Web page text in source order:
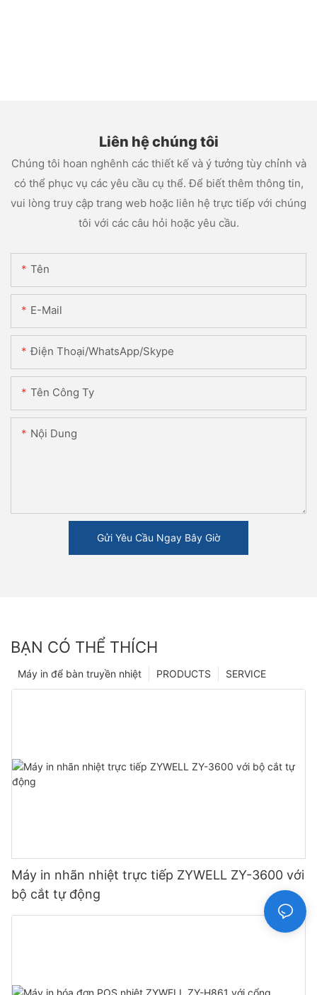
Liên hệ chúng tôi
Chúng tôi hoan nghênh các thiết kế và ý tưởng tùy chỉnh và
có thể phục vụ các yêu cầu cụ thể. Để biết thêm thông tin,
vui lòng truy cập trang web hoặc liên hệ trực tiếp với chúng
tôi với các câu hỏi hoặc yêu cầu.
Tên
E-Mail
Điện Thoại/WhatsApp/Skype
Tên Công Ty
Nội Dung
Gửi Yêu Cầu Ngay Bây Giờ
BẠN CÓ THỂ THÍCH
SERVICE
PRODUCTS
Máy in để bàn truyền nhiệt
Máy in nhãn nhiệt trực tiếp ZYWELL ZY-3600 với
bộ cắt tự động